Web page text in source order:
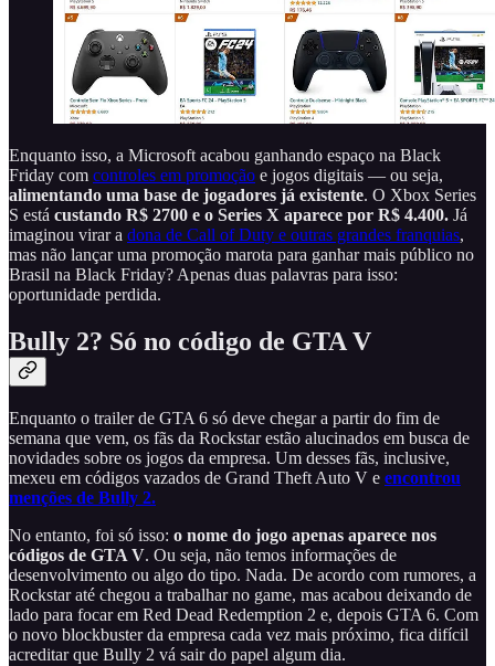
Enquanto isso, a Microsoft acabou ganhando espaço na Black
Friday com controles em promoção e jogos digitais — ou seja,
alimentando uma base de jogadores já existente. O Xbox Series
S está custando R$ 2700 e o Series X aparece por R$ 4.400. Já
imaginou virar a dona de Call of Duty e outras grandes franquias,
mas não lançar uma promoção marota para ganhar mais público no
Brasil na Black Friday? Apenas duas palavras para isso:
oportunidade perdida.
Bully 2? Só no código de GTA V
Enquanto o trailer de GTA 6 só deve chegar a partir do fim de
semana que vem, os fãs da Rockstar estão alucinados em busca de
novidades sobre os jogos da empresa. Um desses fãs, inclusive,
mexeu em códigos vazados de Grand Theft Auto V e encontrou
menções de Bully 2.
No entanto, foi só isso: o nome do jogo apenas aparece nos
códigos de GTA V. Ou seja, não temos informações de
desenvolvimento ou algo do tipo. Nada. De acordo com rumores, a
Rockstar até chegou a trabalhar no game, mas acabou deixando de
lado para focar em Red Dead Redemption 2 e, depois GTA 6. Com
o novo blockbuster da empresa cada vez mais próximo, fica difícil
acreditar que Bully 2 vá sair do papel algum dia.